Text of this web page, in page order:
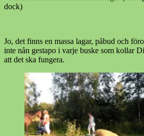
dock)
Jo, det finns en massa lagar, påbud och
inte nån gestapo i varje buske som kollar
att det ska fungera.